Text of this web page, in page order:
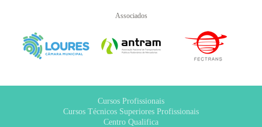
Associados
Cursos Profissionais
Cursos Técnicos Superiores Profissionais
Centro Qualifica